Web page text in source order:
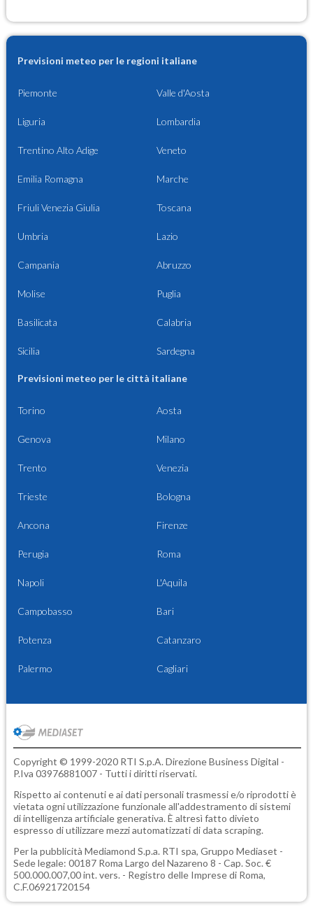
Previsioni meteo per le regioni italiane
Piemonte Valle d'Aosta
Liguria Lombardia
Trentino Alto Adige Veneto
Emilia Romagna Marche
Friuli Venezia Giulia Toscana
Umbria Lazio
Campania Abruzzo
Molise Puglia
Basilicata Calabria
Sicilia Sardegna
Previsioni meteo per le città italiane
Torino Aosta
Genova Milano
Trento Venezia
Trieste Bologna
Ancona Firenze
Perugia Roma
Napoli L'Aquila
Campobasso Bari
Potenza Catanzaro
Palermo Cagliari
Copyright © 1999-2020 RTI S.p.A. Direzione Business Digital -
P.Iva 03976881007 - Tutti i diritti riservati.
Rispetto ai contenuti e ai dati personali trasmessi e/o riprodotti è
vietata ogni utilizzazione funzionale all'addestramento di sistemi
di intelligenza artificiale generativa. È altresì fatto divieto
espresso di utilizzare mezzi automatizzati di data scraping.
Per la pubblicità Mediamond S.p.a. RTI spa, Gruppo Mediaset -
Sede legale: 00187 Roma Largo del Nazareno 8 - Cap. Soc. €
500.000.007,00 int. vers. - Registro delle Imprese di Roma,
C.F.06921720154